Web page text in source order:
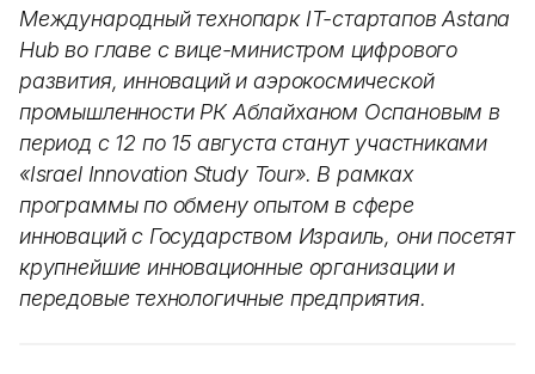
Международный технопарк IT-стартапов Astana
Hub во главе с вице-министром цифрового
развития, инноваций и аэрокосмической
промышленности РК Аблайханом Оспановым в
период с 12 по 15 августа станут участниками
«Israel Innovation Study Tour». В рамках
программы по обмену опытом в сфере
инноваций с Государством Израиль, они посетят
крупнейшие инновационные организации и
передовые технологичные предприятия.